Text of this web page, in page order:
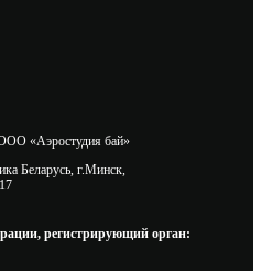
«Аэростудия бай»
Беларусь, г.Минск,
регистрирующий орган: